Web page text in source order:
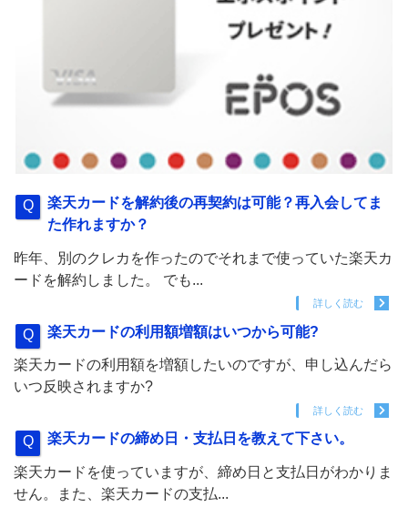
楽天カードを解約後の再契約は可能？再入会してま
た作れますか？
昨年、別のクレカを作ったのでそれまで使っていた楽天カ
ードを解約しました。 でも...
詳しく読む
楽天カードの利用額増額はいつから可能?
楽天カードの利用額を増額したいのですが、申し込んだら
いつ反映されますか?
詳しく読む
楽天カードの締め日・支払日を教えて下さい。
楽天カードを使っていますが、締め日と支払日がわかりま
せん。また、楽天カードの支払...